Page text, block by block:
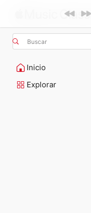
Buscar
Inicio
Explorar